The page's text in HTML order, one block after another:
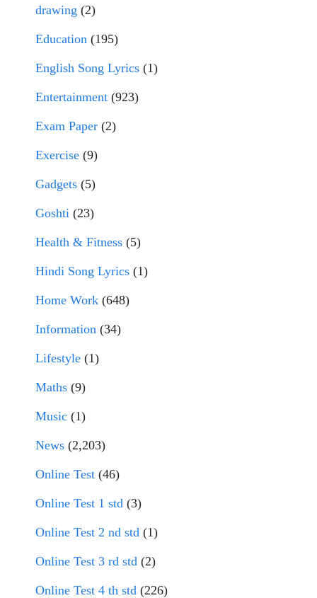
drawing (2)
Education (195)
English Song Lyrics (1)
Entertainment (923)
Exam Paper (2)
Exercise (9)
Gadgets (5)
Goshti (23)
Health & Fitness (5)
Hindi Song Lyrics (1)
Home Work (648)
Information (34)
Lifestyle (1)
Maths (9)
Music (1)
News (2,203)
Online Test (46)
Online Test 1 std (3)
Online Test 2 nd std (1)
Online Test 3 rd std (2)
Online Test 4 th std (226)